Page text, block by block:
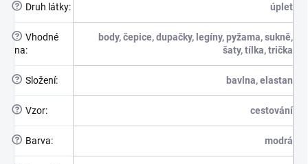
? Druh látky: úplet
? Vhodné
na:
body, čepice, dupačky, legíny, pyžama, sukně,
šaty, tílka, trička
? Složení: bavlna, elastan
? Vzor: cestování
? Barva: modrá